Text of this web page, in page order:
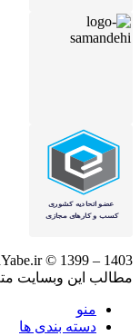
مطالب این وبسایت
منو
دسته بندی ها